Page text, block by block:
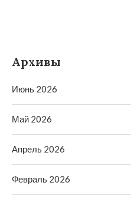
Архивы
Июнь 2026
Май 2026
Апрель 2026
Февраль 2026